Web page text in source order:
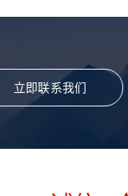
立即联系我们